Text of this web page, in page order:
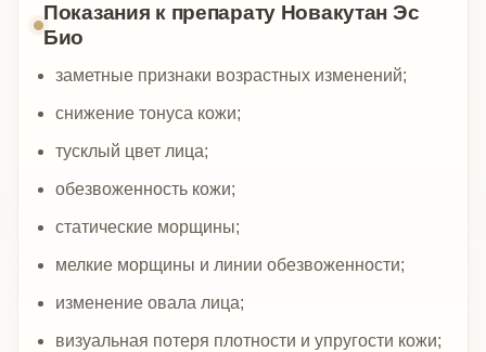
Показания к препарату Новакутан Эс
Био
заметные признаки возрастных изменений;
снижение тонуса кожи;
тусклый цвет лица;
обезвоженность кожи;
статические морщины;
мелкие морщины и линии обезвоженности;
изменение овала лица;
визуальная потеря плотности и упругости кожи;